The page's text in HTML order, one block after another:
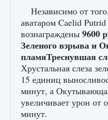
пользовательского
Force Hawk Ops
9 августа 2024
Независимо от
аватаром Caelid
вознаграждены 9600
Зеленого взрыва и
пламяТреснувшая
Хрустальная слеза
15 единиц
минут, а
увеличивает урон от
минут.